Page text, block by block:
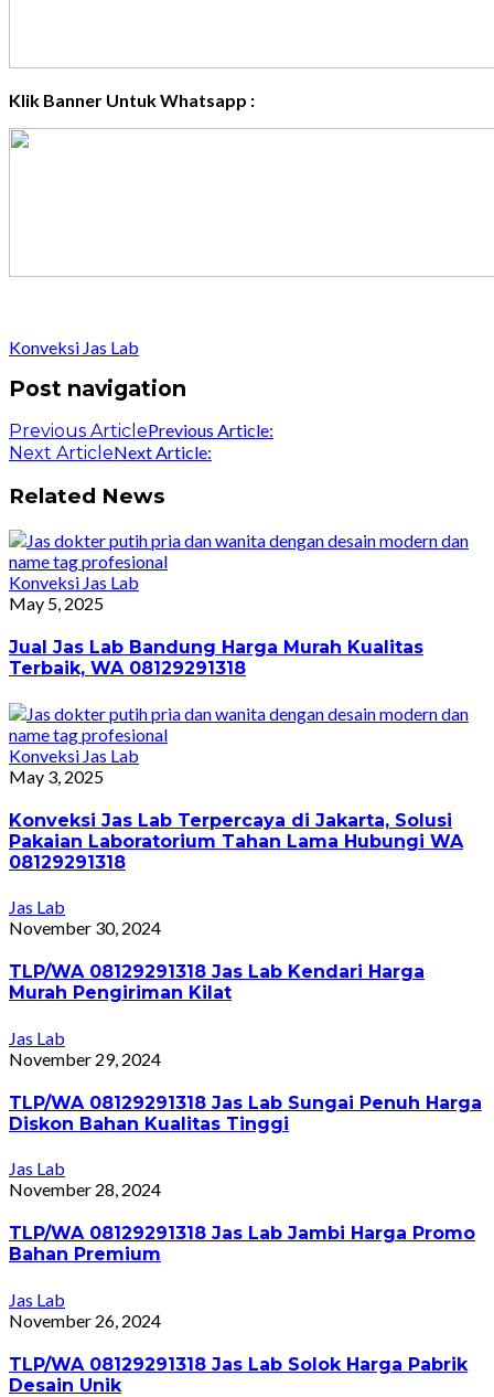
Klik Banner Untuk Whatsapp :
Konveksi Jas Lab
Post navigation
Previous ArticlePrevious Article:
Next ArticleNext Article:
Related News
Konveksi Jas Lab
May 5, 2025
Jual Jas Lab Bandung Harga Murah Kualitas
Terbaik, WA 08129291318
Konveksi Jas Lab
May 3, 2025
Konveksi Jas Lab Terpercaya di Jakarta, Solusi
Pakaian Laboratorium Tahan Lama Hubungi WA
08129291318
Jas Lab
November 30, 2024
TLP/WA 08129291318 Jas Lab Kendari Harga
Murah Pengiriman Kilat
Jas Lab
November 29, 2024
TLP/WA 08129291318 Jas Lab Sungai Penuh Harga
Diskon Bahan Kualitas Tinggi
Jas Lab
November 28, 2024
TLP/WA 08129291318 Jas Lab Jambi Harga Promo
Bahan Premium
Jas Lab
November 26, 2024
TLP/WA 08129291318 Jas Lab Solok Harga Pabrik
Desain Unik